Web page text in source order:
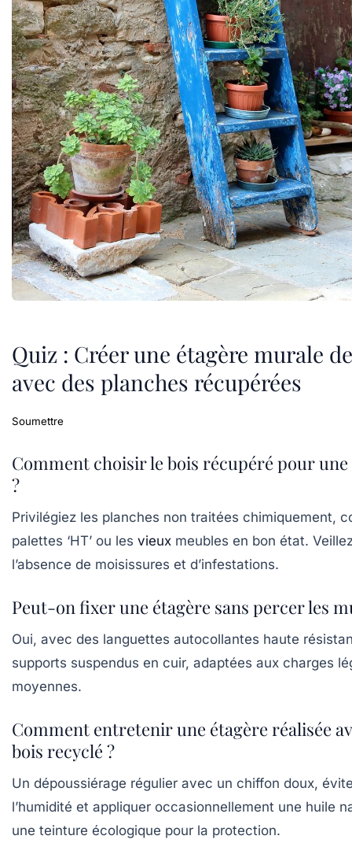
Quiz : Créer une étagère murale
avec des planches récupérées
Soumettre
Comment choisir le bois récupéré pour une
?
Privilégiez les planches non traitées chimiquement,
palettes ‘HT’ ou les vieux meubles en bon état.
l’absence de moisissures et d’infestations.
Peut-on fixer une étagère sans percer les
Oui, avec des languettes autocollantes haute
supports suspendus en cuir, adaptées aux charges
moyennes.
Comment entretenir une étagère réalisée
bois recyclé ?
Un dépoussiérage régulier avec un chiffon doux,
l’humidité et appliquer occasionnellement une huile
une teinture écologique pour la protection.